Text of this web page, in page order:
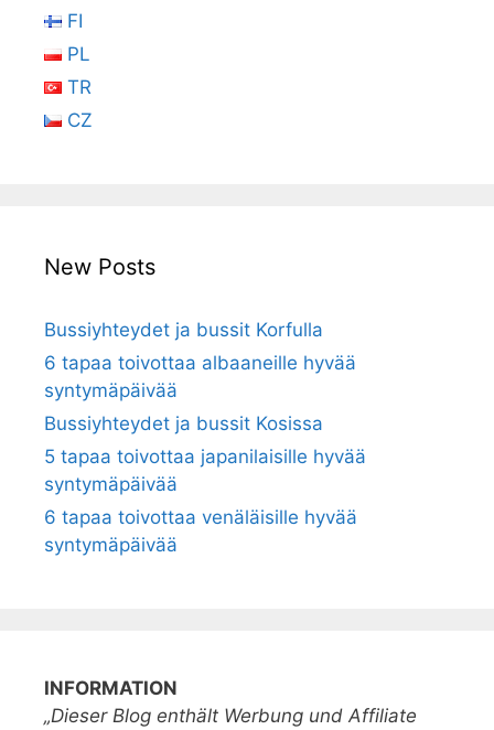
FI
PL
TR
CZ
New Posts
Bussiyhteydet ja bussit Korfulla
6 tapaa toivottaa albaaneille hyvää
syntymäpäivää
Bussiyhteydet ja bussit Kosissa
5 tapaa toivottaa japanilaisille hyvää
syntymäpäivää
6 tapaa toivottaa venäläisille hyvää
syntymäpäivää
INFORMATION
„Dieser Blog enthält Werbung und Affiliate